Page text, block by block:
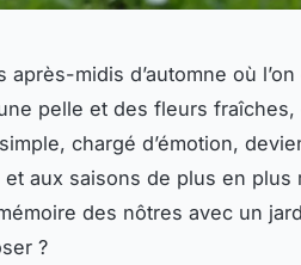
midis d’automne où
pelle et des fleurs fraîches,
chargé d’émotion,
aux saisons de plus en plus
des nôtres avec un
?